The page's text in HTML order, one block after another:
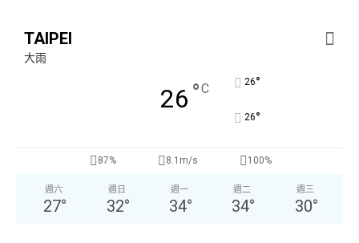
TAIPEI
大雨
26 °C 26°
26°
87% 8.1m/s 100%
週六
27°
週日
32°
週一
34°
週二
34°
週三
30°